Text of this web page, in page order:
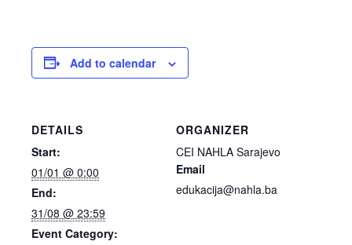
Add to calendar
DETAILS
Start:
01/01 @ 0:00
End:
31/08 @ 23:59
Event Category:
ORGANIZER
CEI NAHLA Sarajevo
Email
edukacija@nahla.ba